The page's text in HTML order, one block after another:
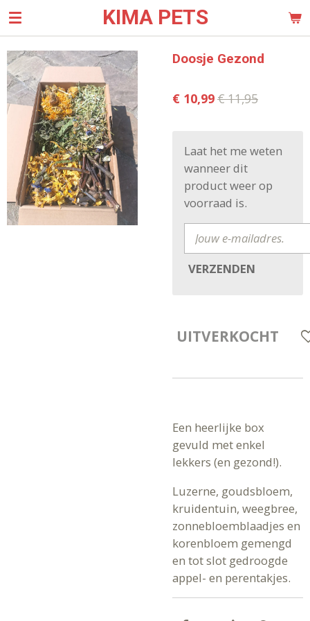
Ga
direct
naar
de
hoofdinhoud
KIMA PETS
Doosje Gezond
€ 10,99€ 11,95
Laat het me weten
wanneer dit
product weer op
voorraad is.
VERZENDEN
UITVERKOCHT
Een heerlijke box
gevuld met enkel
lekkers (en gezond!).
Luzerne, goudsbloem,
kruidentuin, weegbree,
zonnebloemblaadjes en
korenbloem gemengd
en tot slot gedroogde
appel- en perentakjes.